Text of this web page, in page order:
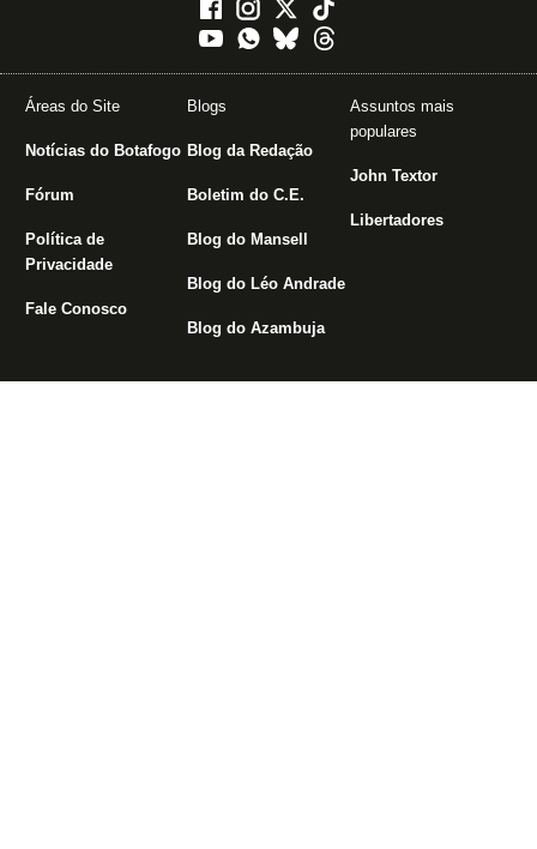
Áreas do Site
Notícias do Botafogo
Fórum
Política de
Privacidade
Fale Conosco
Blogs
Blog da Redação
Boletim do C.E.
Blog do Mansell
Blog do Léo Andrade
Blog do Azambuja
Assuntos mais
populares
John Textor
Libertadores